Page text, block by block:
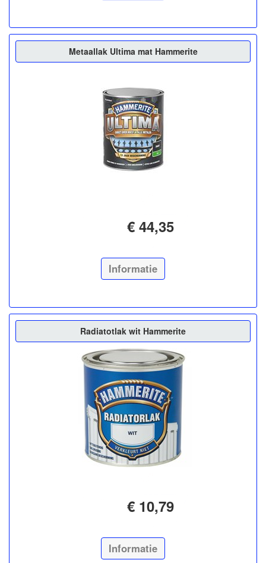
Metaallak Ultima mat Hammerite
€ 44,35
Informatie
Radiatotlak wit Hammerite
€ 10,79
Informatie